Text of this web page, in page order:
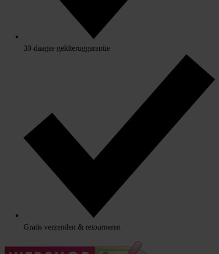
30-daagse geldteruggarantie
Gratis verzenden & retourneren